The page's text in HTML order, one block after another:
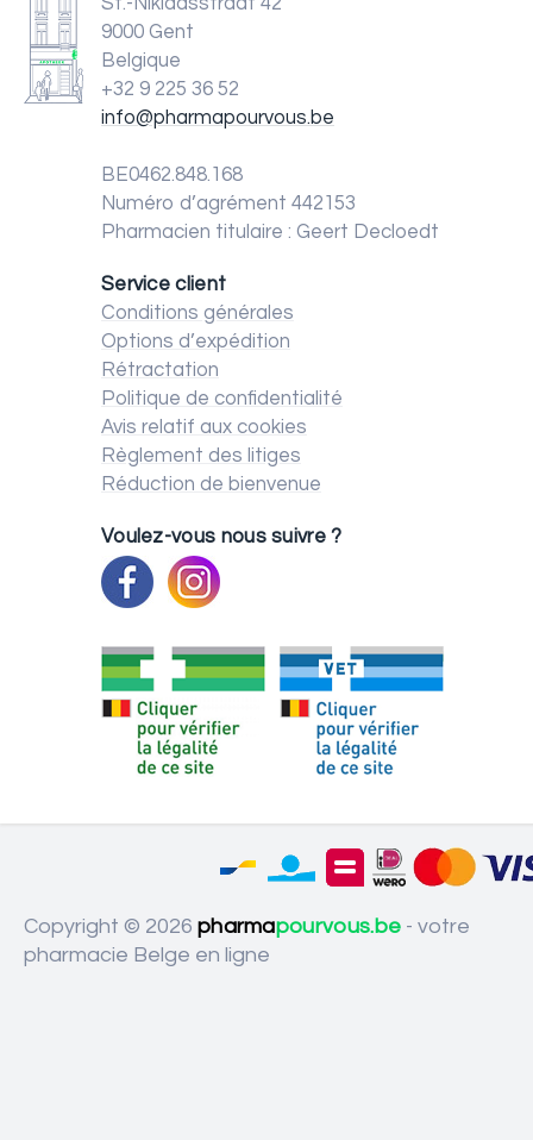
9000 Gent
Belgique
+32 9 225 36 52
info@pharmapourvous.be
BE0462.848.168
Numéro d’agrément 442153
Pharmacien titulaire : Geert Decloedt
Service client
Conditions générales
Options d’expédition
Rétractation
Politique de confidentialité
Avis relatif aux cookies
Règlement des litiges
Réduction de bienvenue
Voulez-vous nous suivre ?
Copyright © 2026 pharmapourvous.be - votre
pharmacie Belge en ligne